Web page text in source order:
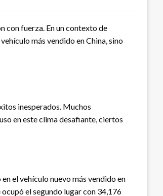
con fuerza. En un contexto de
más vendido en China, sino
inesperados. Muchos
en este clima desafiante, ciertos
el vehículo nuevo más vendido en
el segundo lugar con 34,176